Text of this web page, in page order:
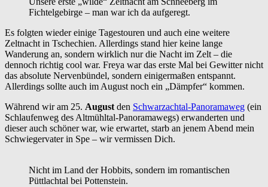
Fichtelgebirge – man war ich da aufgeregt.
Es folgten wieder einige Tagestouren und auch eine weitere
Zeltnacht in Tschechien. Allerdings stand hier keine lange
Wanderung an, sondern wirklich nur die Nacht im Zelt – die
dennoch richtig cool war. Freya war das erste Mal bei Gewitter nicht
das absolute Nervenbündel, sondern einigermaßen entspannt.
Allerdings sollte auch im August noch ein „Dämpfer“ kommen.
Während wir am 25. August den Schwarzachtal-Panoramaweg (ein
Schlaufenweg des Altmühltal-Panoramawegs) erwanderten und
dieser auch schöner war, wie erwartet, starb an jenem Abend mein
Schwiegervater in Spe – wir vermissen Dich.
Nicht im Land der Hobbits, sondern im romantischen
Püttlachtal bei Pottenstein.